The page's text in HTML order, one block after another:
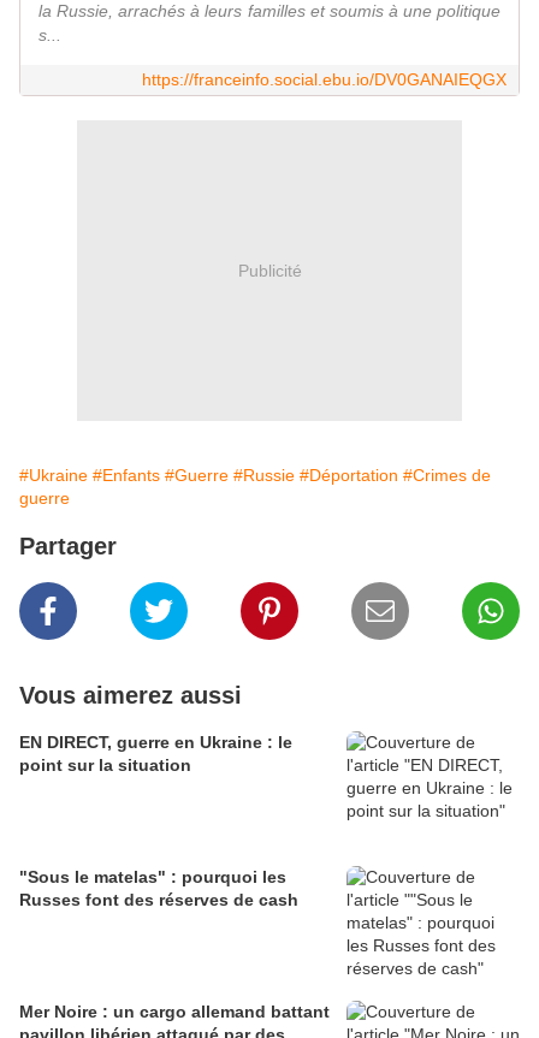
la Russie, arrachés à leurs familles et soumis à une politique
s...
https://franceinfo.social.ebu.io/DV0GANAIEQGX
Publicité
#Ukraine #Enfants #Guerre #Russie #Déportation #Crimes de
guerre
Partager
Vous aimerez aussi
EN DIRECT, guerre en Ukraine : le
point sur la situation
"Sous le matelas" : pourquoi les
Russes font des réserves de cash
Mer Noire : un cargo allemand battant